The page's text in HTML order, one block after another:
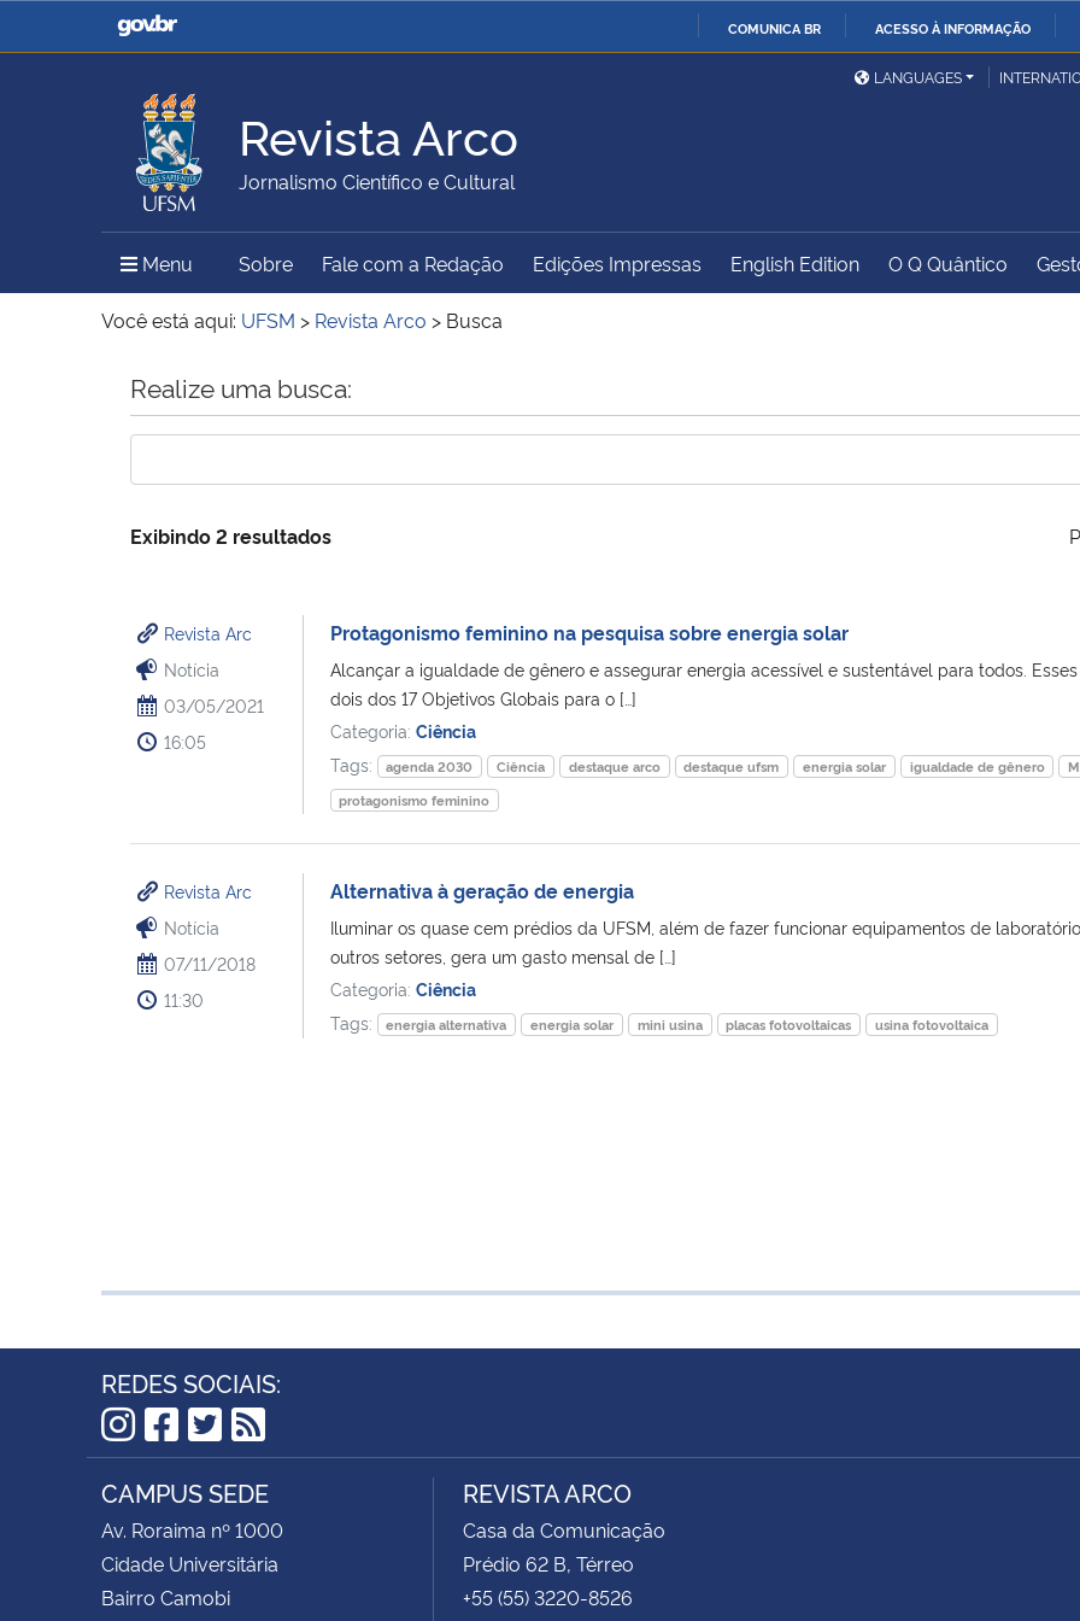
COMUNICA BR ACESSO À INFORMAÇÃO
Casa Civil
Ministério da Justiça e
Ministério da Defesa
Ministério das Relações
Exteriores
Ministério da Agricultura,
Pecuária e Abastecimento
Ministério da Educação
Ministério do Meio Ambiente Ministério do Turismo
Ministério do
Controladoria-Geral da
LANGUAGES
Revista Arco
Jornalismo Científico e Cultural
Menu Menu Principal do Sítio
Sobre Fale com a Redação Edições Impressas English Edition O Q Quântico
Você está aqui: UFSM > Revista Arco > Busca
Início do conteúdo
Realize uma busca:
Exibindo 2 resultados
Revista Arc
Notícia
03/05/2021
16:05
Protagonismo feminino na pesquisa sobre energia solar
Alcançar a igualdade de gênero e assegurar energia acessível e sustentável para todos.
dois dos 17 Objetivos Globais para o […]
Categoria: Ciência
Tags:
agenda 2030 Ciência destaque arco destaque ufsm energia solar igualdade de gênero
protagonismo feminino
Revista Arc
Notícia
07/11/2018
11:30
Alternativa à geração de energia
Iluminar os quase cem prédios da UFSM, além de fazer funcionar equipamentos de
outros setores, gera um gasto mensal de […]
Categoria: Ciência
Tags:
energia alternativa energia solar mini usina placas fotovoltaicas usina fotovoltaica
REDES SOCIAIS:
Instagram
Facebook
Twitter
RSS
CAMPUS SEDE
Av. Roraima nº 1000
Cidade Universitária
Bairro Camobi
REVISTA ARCO
Casa da Comunicação
Prédio 62 B, Térreo
+55 (55) 3220-8526